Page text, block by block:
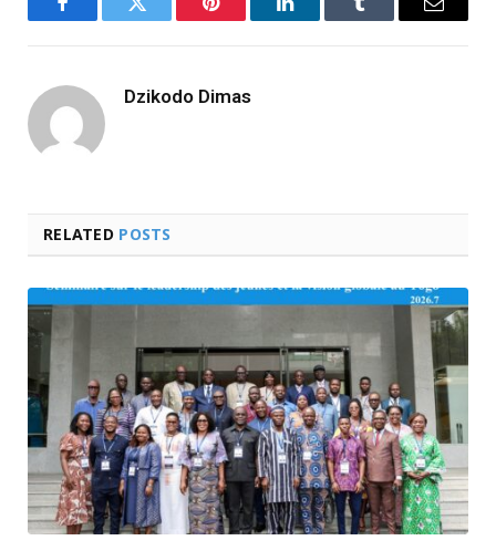
FacebookTwitter Pinterest LinkedInTumblr Email
Dzikodo Dimas
RELATED POSTS